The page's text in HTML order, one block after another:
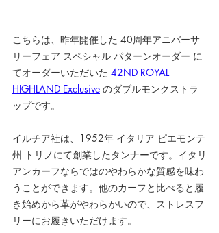
こちらは、昨年開催した 40周年アニバーサ
リーフェア スペシャル パターンオーダー に
てオーダーいただいた 42ND ROYAL
HIGHLAND Exclusive のダブルモンクストラ
ップです。
イルチア社は、1952年 イタリア ピエモンテ
州 トリノにて創業したタンナーです。イタリ
アンカーフならではのやわらかな質感を味わ
うことができます。他のカーフと比べると履
き始めから革がやわらかいので、ストレスフ
リーにお履きいただけます。